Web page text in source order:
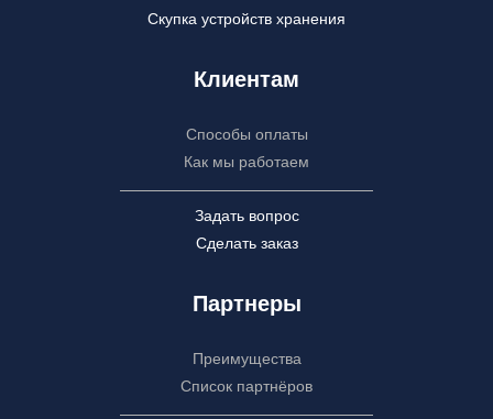
Скупка устройств хранения
Клиентам
Способы оплаты
Как мы работаем
Задать вопрос
Сделать заказ
Партнеры
Преимущества
Список партнёров